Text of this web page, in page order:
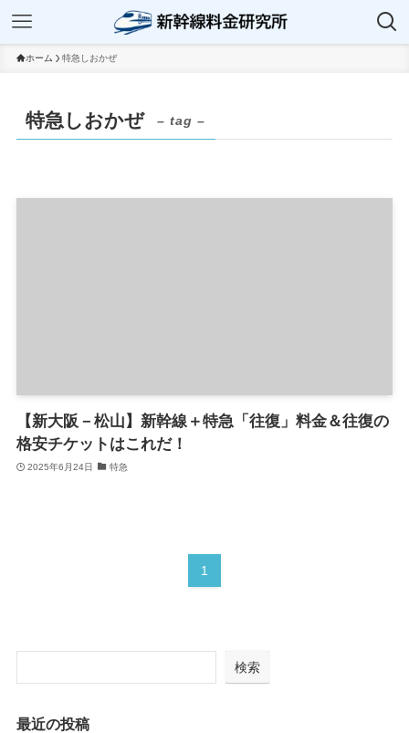
ホーム 特急しおかぜ
特急しおかぜ – tag –
【新大阪－松山】新幹線＋特急「往復」料金＆往復の
格安チケットはこれだ！
2025年6月24日 特急
1
検索
最近の投稿